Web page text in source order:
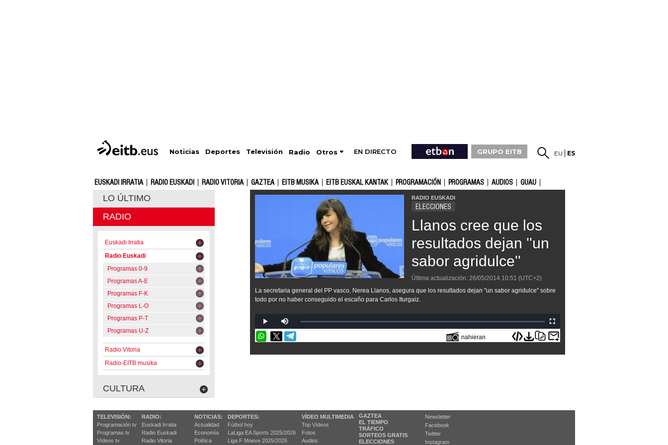
Noticias Deportes Televisión Radio Otros EN DIRECTO GRUPO EITB EU ES
EUSKADI IRRATIA RADIO EUSKADI RADIO VITORIA GAZTEA EITB MUSIKA EITB EUSKAL KANTAK PROGRAMACIÓN PROGRAMAS AUDIOS GUAU
LO ÚLTIMO
RADIO
Euskadi Irratia
Radio Euskadi
Programas 0-9
Programas A-E
Programas F-K
Programas L-O
Programas P-T
Programas U-Z
Radio Vitoria
Radio-EITB musika
CULTURA
RADIO EUSKADI
ELECCIONES
Llanos cree que los
resultados dejan ''un
sabor agridulce''
Última actualización: 26/05/2014 10:51 (UTC+2)
La secretaria general del PP vasco, Nerea Llanos, asegura que los resultados dejan "un sabor agridulce" sobre
todo por no haber conseguido el escaño para Carlos Iturgaiz.
nahieran
TELEVISIÓN:
Programación tv
Programas tv
Vídeos tv
RADIO:
Euskadi Irratia
Radio Euskadi
Radio Vitoria
NOTICIAS:
Actualidad
Economía
Política
DEPORTES:
Fútbol hoy
LaLiga EA Sports 2025/2026
Liga F Moeve 2025/2026
VÍDEO MULTIMEDIA
Top Vídeos
Fotos
Audios
GAZTEA
EL TIEMPO
TRÁFICO
SORTEOS GRATIS
ELECCIONES
Newsletter
Facebook
Twitter
Instagram